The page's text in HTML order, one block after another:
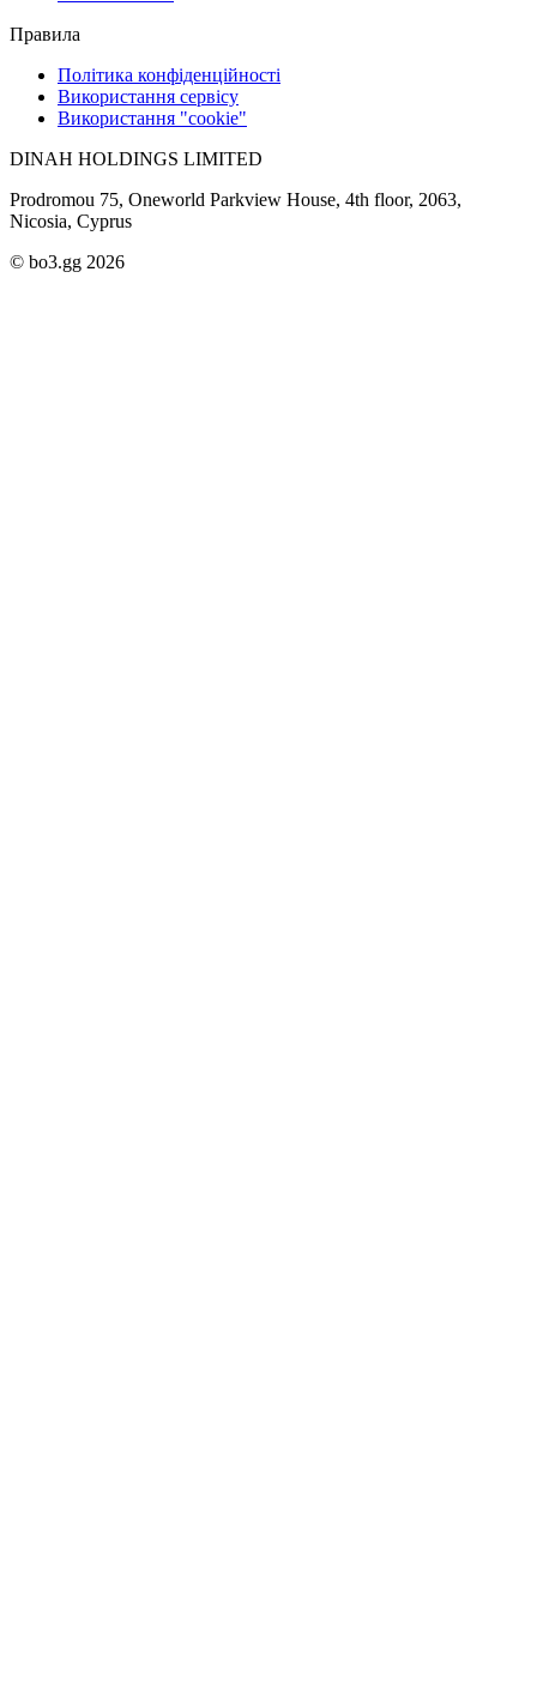
Правила
Політика конфіденційності
Використання сервісу
Використання "cookie"
DINAH HOLDINGS LIMITED
Prodromou 75, Oneworld Parkview House, 4th floor, 2063,
Nicosia, Cyprus
© bo3.gg 2026